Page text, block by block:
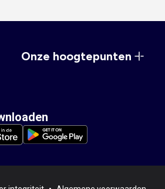
Onze hoogtepunten